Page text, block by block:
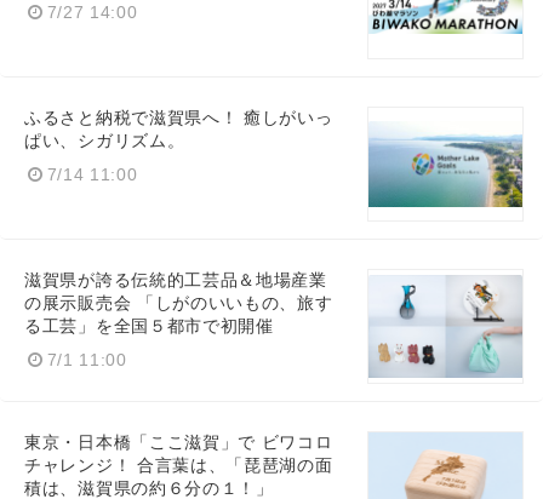
7/27 14:00
ふるさと納税で滋賀県へ！ 癒しがいっ
ぱい、シガリズム。
7/14 11:00
滋賀県が誇る伝統的工芸品＆地場産業
の展示販売会 「しがのいいもの、旅す
る工芸」を全国５都市で初開催
7/1 11:00
東京・日本橋「ここ滋賀」で ビワコロ
チャレンジ！ 合言葉は、「琵琶湖の面
積は、滋賀県の約６分の１！」